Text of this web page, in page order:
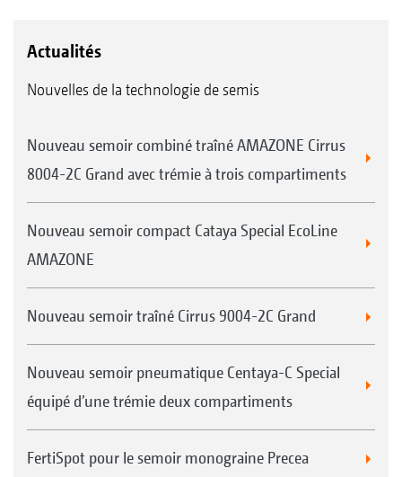
Actualités
Nouvelles de la technologie de semis
Nouveau semoir combiné traîné AMAZONE Cirrus
8004-2C Grand avec trémie à trois compartiments
Nouveau semoir compact Cataya Special EcoLine
AMAZONE
Nouveau semoir traîné Cirrus 9004-2C Grand
Nouveau semoir pneumatique Centaya-C Special
équipé d’une trémie deux compartiments
FertiSpot pour le semoir monograine Precea